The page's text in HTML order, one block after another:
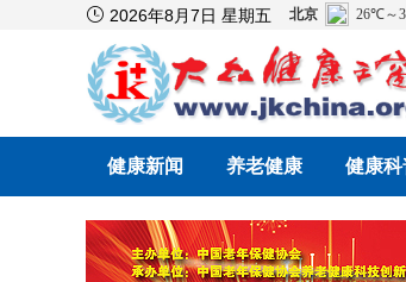
 2026年8月7日 星期五
健康新闻 养老健康 健康科